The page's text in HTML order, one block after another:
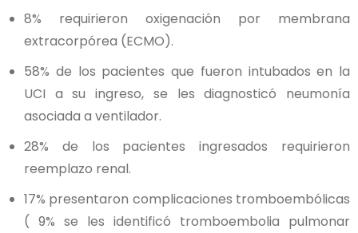
8% requirieron oxigenación por membrana
extracorpórea (ECMO).
58% de los pacientes que fueron intubados en la
UCI a su ingreso, se les diagnosticó neumonía
asociada a ventilador.
28% de los pacientes ingresados requirieron
reemplazo renal.
17% presentaron complicaciones tromboembólicas
( 9% se les identificó tromboembolia pulmonar